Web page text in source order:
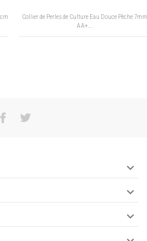
Collier de Perles de Culture Eau Douce Pêche 7mm


